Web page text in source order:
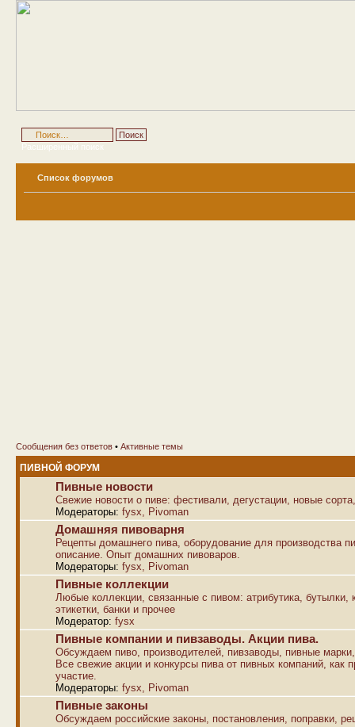
Расширенный поиск
Список форумов
Сообщения без ответов • Активные темы
ПИВНОЙ ФОРУМ
Пивные новости
Свежие новости о пиве: фестивали, дегустации, новые
Модераторы: fysx Pivoman
Домашняя пивоварня
Рецепты домашнего пива, оборудование для производства
описание. Опыт домашних пивоваров.
Модераторы: fysx Pivoman
Пивные коллекции
Любые коллекции, связанные с пивом: атрибутика, бутылки,
этикетки, банки и прочее
Модератор: fysx
Пивные компании и пивзаводы. Акции пива.
Обсуждаем пиво, производителей, пивзаводы, пивные
Все свежие акции и конкурсы пива от пивных компаний, как
участие.
Модераторы: fysx Pivoman
Пивные законы
Обсуждаем российские законы, постановления, поправки,